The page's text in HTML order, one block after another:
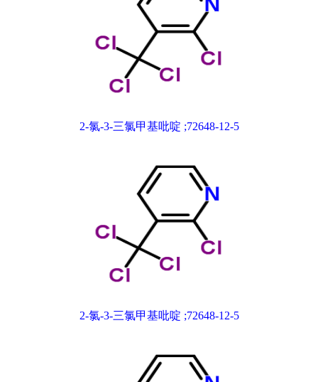
2-氯-3-三氯甲基吡啶 ;72648-12-5
2-氯-3-三氯甲基吡啶 ;72648-12-5